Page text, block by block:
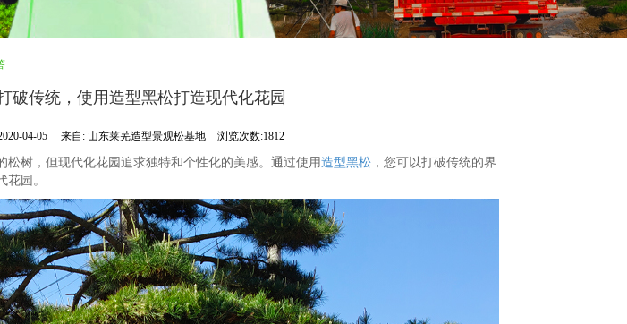
破传统，使用造型黑松打造现代化花园
04-05 来自: 山东莱芜造型景观松基地 浏览次数:1812
松树，但现代化花园追求独特和个性化的美感。通过使用造型黑松，您可以打破传统的界
园。